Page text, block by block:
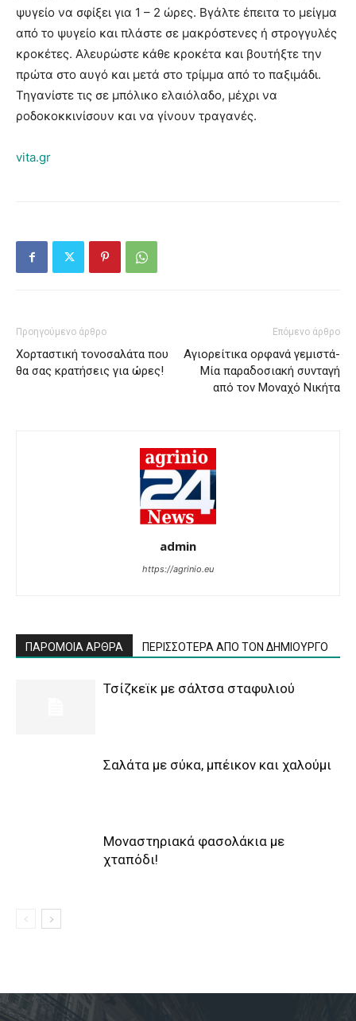
ψυγείο να σφίξει για 1 – 2 ώρες. Βγάλτε έπειτα το μείγμα
από το ψυγείο και πλάστε σε μακρόστενες ή στρογγυλές
κροκέτες. Αλευρώστε κάθε κροκέτα και βουτήξτε την
πρώτα στο αυγό και μετά στο τρίμμα από το παξιμάδι.
Τηγανίστε τις σε μπόλικο ελαιόλαδο, μέχρι να
ροδοκοκκινίσουν και να γίνουν τραγανές.
vita.gr
Προηγούμενο άρθρο
Χορταστική τονοσαλάτα που
θα σας κρατήσεις για ώρες!
Επόμενο άρθρο
Αγιορείτικα ορφανά γεμιστά-
Μία παραδοσιακή συνταγή
από τον Μοναχό Νικήτα
admin
https://agrinio.eu
ΠΑΡΟΜΟΙΑ ΑΡΘΡΑ ΠΕΡΙΣΣΟΤΕΡΑ ΑΠΟ ΤΟΝ ΔΗΜΙΟΥΡΓΟ
Τσίζκεϊκ με σάλτσα σταφυλιού
Σαλάτα με σύκα, μπέικον και χαλούμι
Μοναστηριακά φασολάκια με
χταπόδι!